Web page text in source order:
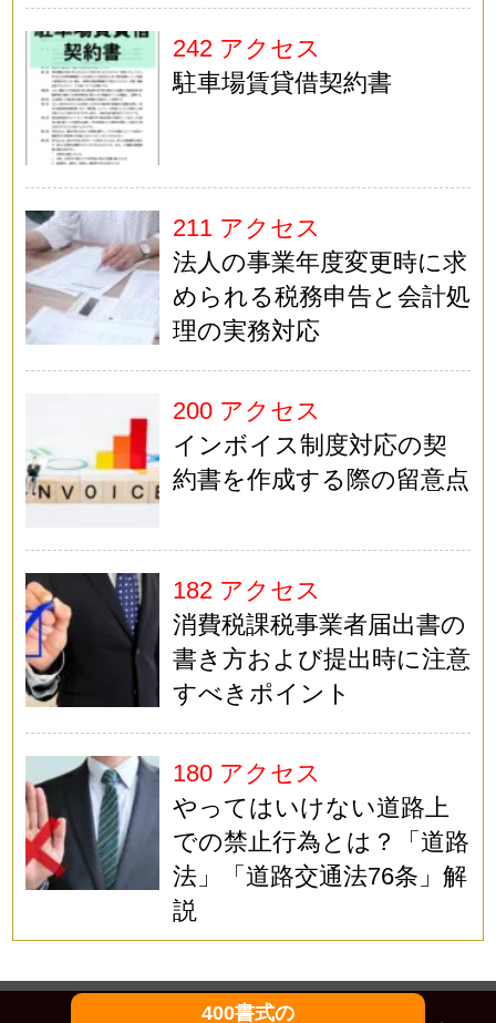
242 アクセス
駐車場賃貸借契約書
211 アクセス
法人の事業年度変更時に求
められる税務申告と会計処
理の実務対応
200 アクセス
インボイス制度対応の契
約書を作成する際の留意点
182 アクセス
消費税課税事業者届出書の
書き方および提出時に注意
すべきポイント
180 アクセス
やってはいけない道路上
での禁止行為とは？「道路
法」「道路交通法76条」解
説
400書式の